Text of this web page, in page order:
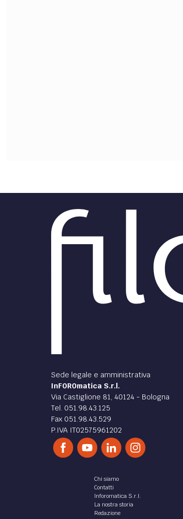
Sede legale e amministrativa
InFOROmatica S.r.l.
Via Castiglione 81, 40124 - Bologna
Tel. 051.98.43.125
Fax 051.98.43.529
P.IVA IT02575961202
Chi siamo
Contatti
Inforomatica S.r.l.
La nostra storia
Redazione